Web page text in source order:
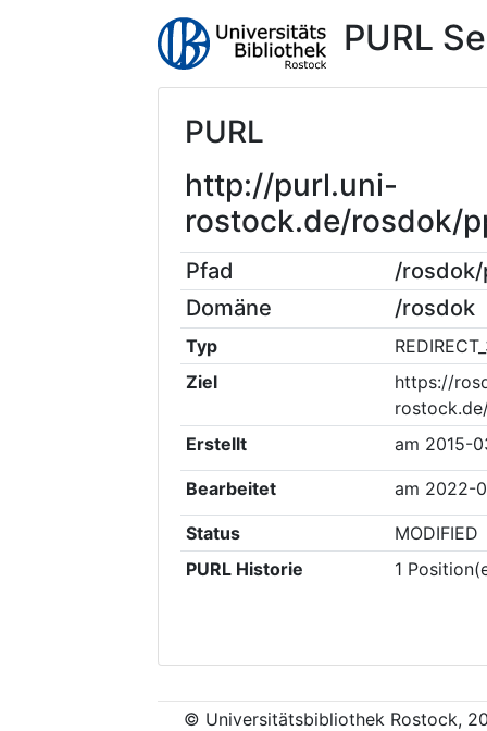
PURL
PURL
http://purl.uni-
rostock.de/rosdok/
Pfad
/
Domäne
/rosdok
Typ
Ziel
https://
Erstellt
am 2015-
Bearbeitet am 2022-
Status
MODIFIED
PURL Historie
1
© Universitätsbibliothek Rostock,